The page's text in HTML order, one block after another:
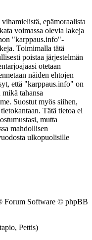
epämoraalista
voimassa olevia lakeja
"karppaus.info"-
Toimimalla tätä
poistaa järjestelmän
otetaan
näiden ehtojen
että "karppaus.info" on
tahansa
Suostut myös siihen,
Tätä tietoa ei
mutta
mahdollisen
ulkopuolisille
Forum Software © phpBB
Pettis)